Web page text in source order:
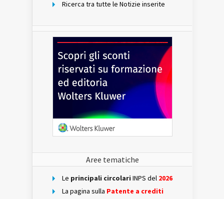
Ricerca tra tutte le Notizie inserite
Aree tematiche
Le principali circolari INPS del 2026
La pagina sulla Patente a crediti